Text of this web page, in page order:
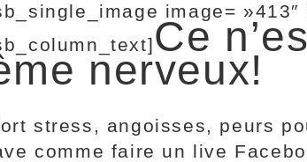
image=
Ce
nerveux!
stress, angoisses, peurs
comme faire un live